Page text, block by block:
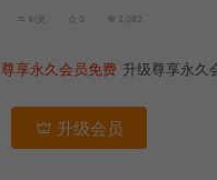
剑灵 0 2,082
尊享永久会员免费 升级尊享永久
升级会员